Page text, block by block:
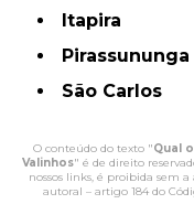
Itapira
Pirassununga
São Carlos
O conteúdo do texto "Qual
Valinhos" é de direito
nossos links, é proibida sem
autoral – artigo 184 do